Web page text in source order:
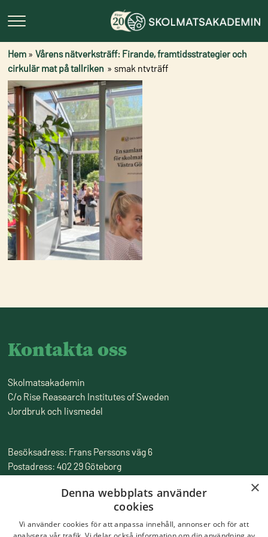
Hem »Vårens nätverksträff: Firande, framtidsstrategier och
cirkulär mat på tallriken »smak ntvträff
Kontakta oss
Skolmatsakademin
C/o Rise Reasearch Institutes of Sweden
Jordbruk och livsmedel
Besöksadress: Frans Perssons väg 6
Postadress: 402 29 Göteborg
010-516 50 00
×
Denna webbplats använder
cookies
Vi använder cookies för att anpassa innehåll, annonser och för att